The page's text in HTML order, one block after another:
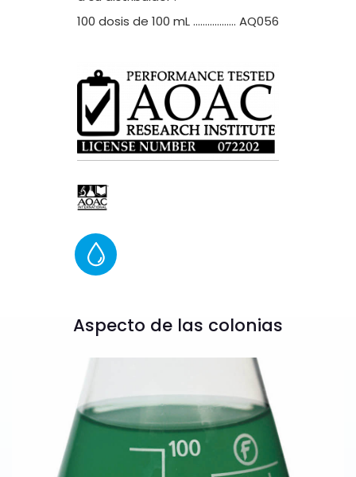
100 dosis de 100 mL ……………… AQ056
Aspecto de las colonias